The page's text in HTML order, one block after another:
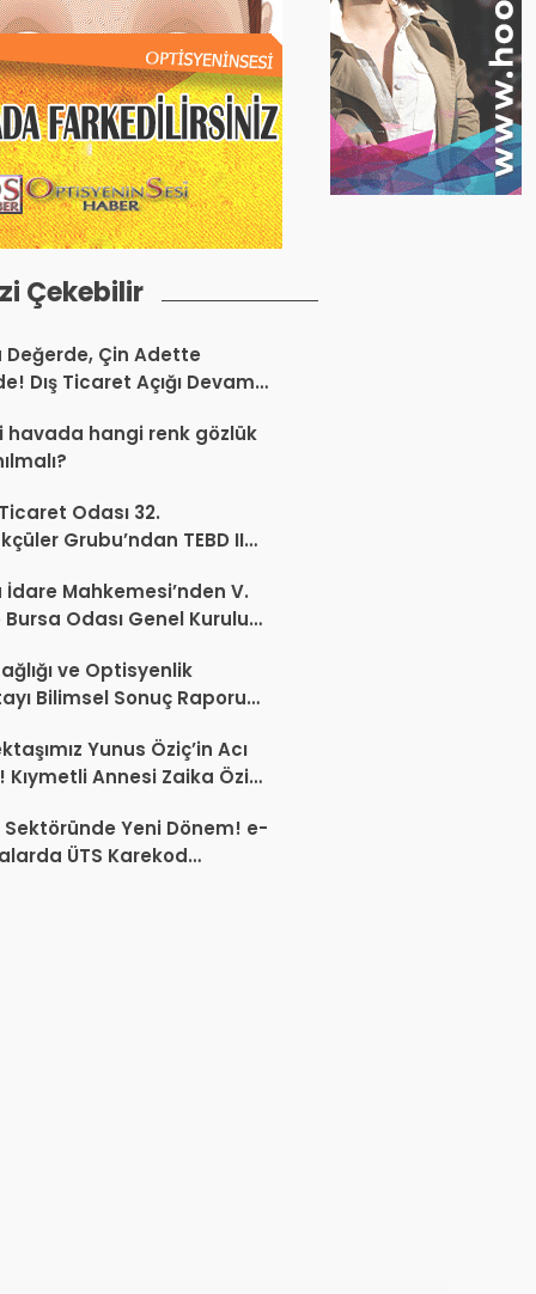
Çekebilir
Çin Adette
Dış Ticaret Açığı Devam
havada hangi renk gözlük
Odası 32.
Grubu’ndan TEBD II
açıklaması
İdare Mahkemesi’nden V.
Odası Genel Kurulu
ve Optisyenlik
Bilimsel Sonuç Raporu
Yunus Öziç’in Acı
Kıymetli Annesi Zaika Öziç
Yeni Dönem! e-
ÜTS Karekod